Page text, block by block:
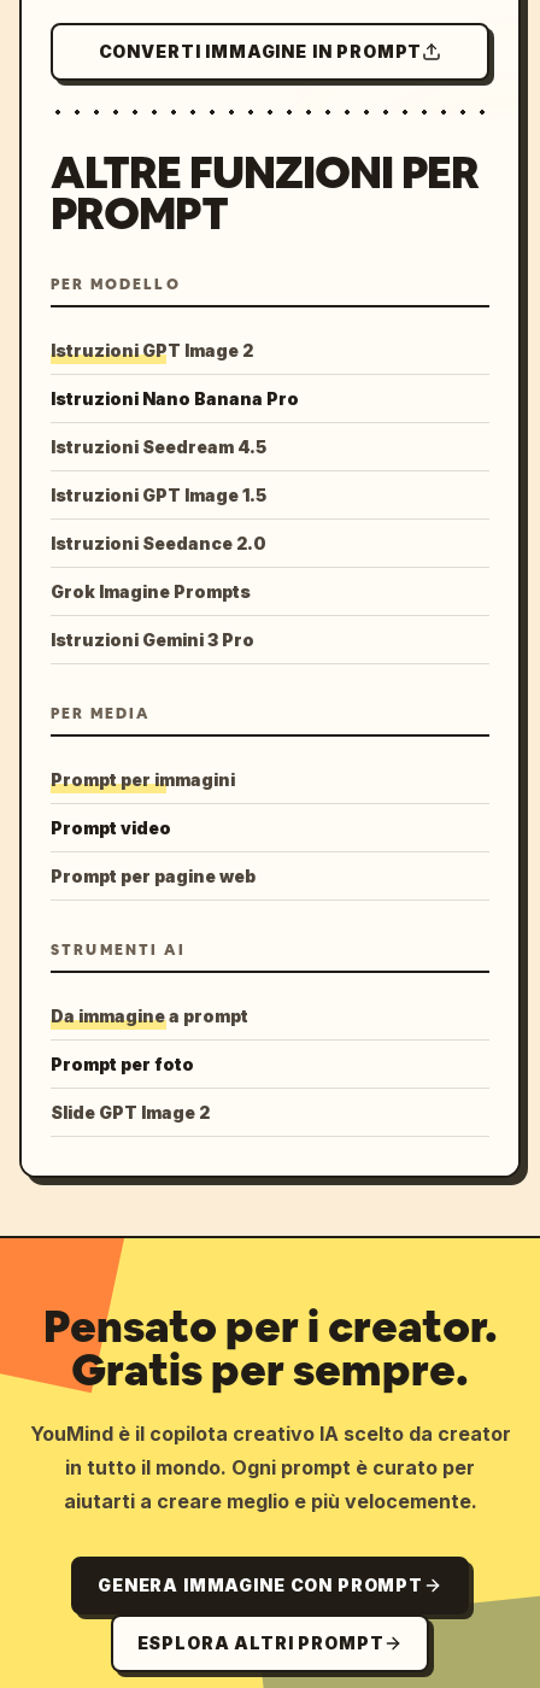
CONVERTI IMMAGINE IN PROMPT
ALTRE FUNZIONI PER
PROMPT
PER MODELLO
Istruzioni GPT Image 2
Istruzioni Nano Banana Pro
Istruzioni Seedream 4.5
Istruzioni GPT Image 1.5
Istruzioni Seedance 2.0
Grok Imagine Prompts
Istruzioni Gemini 3 Pro
PER MEDIA
Prompt per immagini
Prompt video
Prompt per pagine web
STRUMENTI AI
Da immagine a prompt
Prompt per foto
Slide GPT Image 2
Pensato per i creator.
Gratis per sempre.
YouMind è il copilota creativo IA scelto da creator
in tutto il mondo. Ogni prompt è curato per
aiutarti a creare meglio e più velocemente.
GENERA IMMAGINE CON PROMPT
ESPLORA ALTRI PROMPT